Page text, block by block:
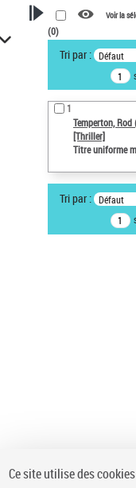
VOTRE RECHERCHE
Recherche
notices d’autorité
Œuvres liées à
Temperton, Rod
Type de notice
Voir la
(0)
Tri par : Défaut
1
Temperton,
[Thriller]
Titre uniforme
Tri par : Défaut
Ce site utilise des